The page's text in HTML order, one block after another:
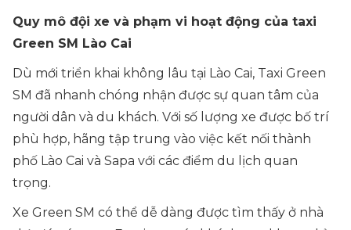
Quy mô đội xe và phạm vi hoạt động của taxi
Green SM Lào Cai
Dù mới triển khai không lâu tại Lào Cai, Taxi Green
SM đã nhanh chóng nhận được sự quan tâm của
người dân và du khách. Với số lượng xe được bố trí
phù hợp, hãng tập trung vào việc kết nối thành
phố Lào Cai và Sapa với các điểm du lịch quan
trọng.
Xe Green SM có thể dễ dàng được tìm thấy ở nhà